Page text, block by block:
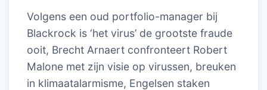
Volgens een oud portfolio-manager bij
Blackrock is ‘het virus’ de grootste fraude
ooit, Brecht Arnaert confronteert Robert
Malone met zijn visie op virussen, breuken
in klimaatalarmisme, Engelsen staken